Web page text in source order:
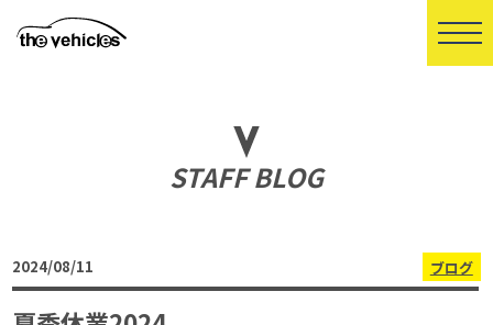
STAFF BLOG
ブログ
2024/08/11